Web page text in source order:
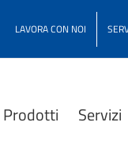
LAVORA CON NOI
Prodotti Servizi